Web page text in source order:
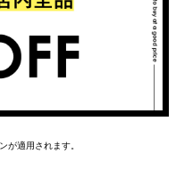
が適用されます。